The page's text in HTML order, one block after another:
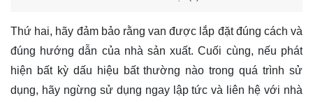
Thứ hai, hãy đảm bảo rằng van được lắp đặt đúng cách và
đúng hướng dẫn của nhà sản xuất. Cuối cùng, nếu phát
hiện bất kỳ dấu hiệu bất thường nào trong quá trình sử
dụng, hãy ngừng sử dụng ngay lập tức và liên hệ với nhà